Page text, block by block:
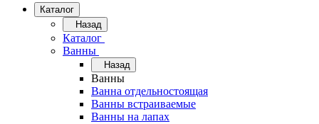
Каталог
Назад
Каталог
Ванны
Назад
Ванны
Ванна отдельностоящая
Ванны встраиваемые
Ванны на лапах